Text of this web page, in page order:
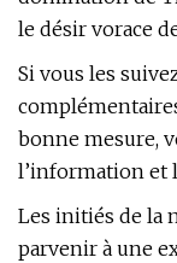
le désir vorace
Si vous les
bonne mesure,
l’information et
Les initiés de la
parvenir à une